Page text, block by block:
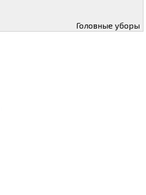
Головные уборы